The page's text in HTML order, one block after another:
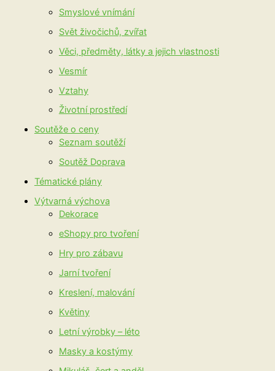
Smyslové vnímání
Svět živočichů, zvířat
Věci, předměty, látky a jejich vlastnosti
Vesmír
Vztahy
Životní prostředí
Soutěže o ceny
Seznam soutěží
Soutěž Doprava
Tématické plány
Výtvarná výchova
Dekorace
eShopy pro tvoření
Hry pro zábavu
Jarní tvoření
Kreslení, malování
Květiny
Letní výrobky – léto
Masky a kostýmy